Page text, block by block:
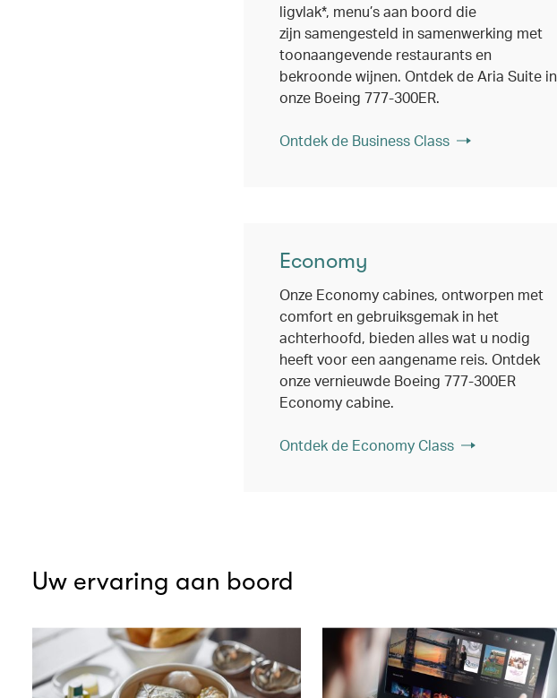
ligvlak*, menu’s aan boord die
zijn samengesteld in samenwerking met
toonaangevende restaurants en
bekroonde wijnen. Ontdek de Aria Suite in
onze Boeing 777-300ER.
Ontdek de Business Class
Economy
Onze Economy cabines, ontworpen met
comfort en gebruiksgemak in het
achterhoofd, bieden alles wat u nodig
heeft voor een aangename reis. Ontdek
onze vernieuwde Boeing 777-300ER
Economy cabine.
Ontdek de Economy Class
Uw ervaring aan boord